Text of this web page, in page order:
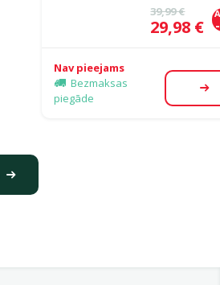
Oriģinālā
39,99 €
Cena
29,98 €
Nav pieejams
Bezmaksas
piegāde